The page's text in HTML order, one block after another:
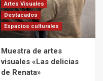
Artes Visuales
Destacados
Espacios culturales
Muestra de artes
visuales «Las delicias
de Renata»